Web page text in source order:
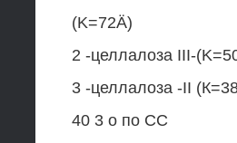
(K=72Ä)
2 -целлалоза III-
3 -целлалоза -II
40 3 о по СС